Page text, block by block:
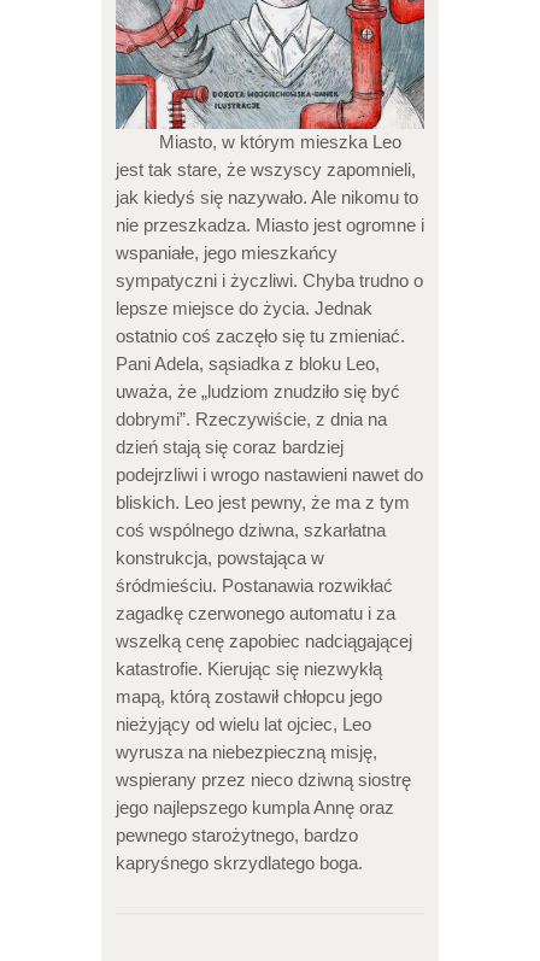
Miasto, w którym mieszka Leo
jest tak stare, że wszyscy zapomnieli,
jak kiedyś się nazywało. Ale nikomu to
nie przeszkadza. Miasto jest ogromne i
wspaniałe, jego mieszkańcy
sympatyczni i życzliwi. Chyba trudno o
lepsze miejsce do życia. Jednak
ostatnio coś zaczęło się tu zmieniać.
Pani Adela, sąsiadka z bloku Leo,
uważa, że „ludziom znudziło się być
dobrymi”. Rzeczywiście, z dnia na
dzień stają się coraz bardziej
podejrzliwi i wrogo nastawieni nawet do
bliskich. Leo jest pewny, że ma z tym
coś wspólnego dziwna, szkarłatna
konstrukcja, powstająca w
śródmieściu. Postanawia rozwikłać
zagadkę czerwonego automatu i za
wszelką cenę zapobiec nadciągającej
katastrofie. Kierując się niezwykłą
mapą, którą zostawił chłopcu jego
nieżyjący od wielu lat ojciec, Leo
wyrusza na niebezpieczną misję,
wspierany przez nieco dziwną siostrę
jego najlepszego kumpla Annę oraz
pewnego starożytnego, bardzo
kapryśnego skrzydlatego boga.